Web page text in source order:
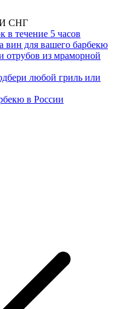
СНГ
в течение 5 часов
вин для вашего барбекю
отрубов из мраморной
любой гриль или
в России